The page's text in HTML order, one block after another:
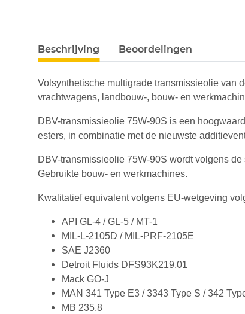
#productDetails.showMoreTabs#
Beschrijving Beoordelingen
Volsynthetische multigrade transmissieolie van
vrachtwagens, landbouw-, bouw- en
DBV-transmissieolie 75W-90S is een
esters, in combinatie met de nieuwste
DBV-transmissieolie 75W-90S wordt volgens
Gebruikte bouw- en werkmachines.
Kwalitatief equivalent volgens EU-wetgeving
API GL-4 / GL-5 / MT-1
MIL-L-2105D / MIL-PRF-2105E
SAE J2360
Detroit Fluids DFS93K219.01
Mack GO-J
MAN 341 Type E3 / 3343 Type S / 342
MB 235,8